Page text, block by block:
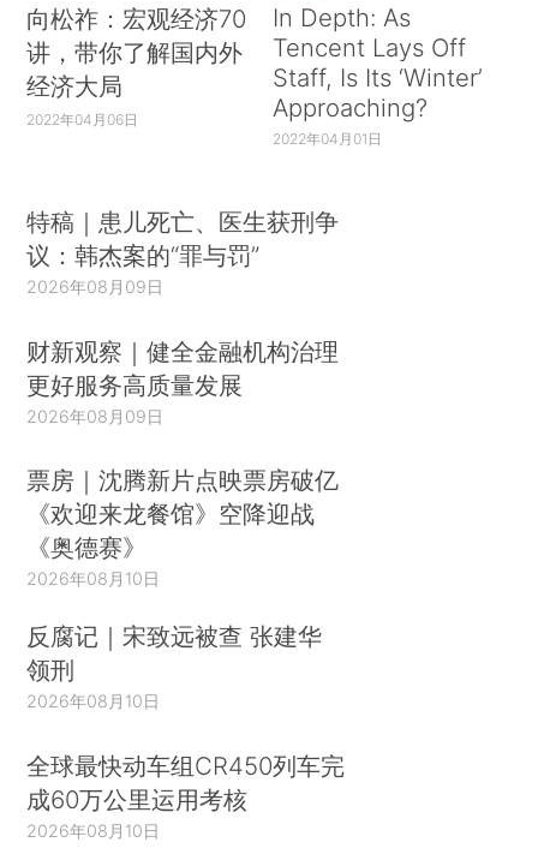
向松祚：宏观经济70
讲，带你了解国内外
经济大局
2022年04月06日
In Depth: As
Tencent Lays Off
Staff, Is Its ‘Winter’
Approaching?
2022年04月01日
特稿｜患儿死亡、医生获刑争
议：韩杰案的“罪与罚”
2026年08月09日
财新观察｜健全金融机构治理
更好服务高质量发展
2026年08月09日
票房｜沈腾新片点映票房破亿
《欢迎来龙餐馆》空降迎战
《奥德赛》
2026年08月10日
反腐记｜宋致远被查 张建华
领刑
2026年08月10日
全球最快动车组CR450列车完
成60万公里运用考核
2026年08月10日